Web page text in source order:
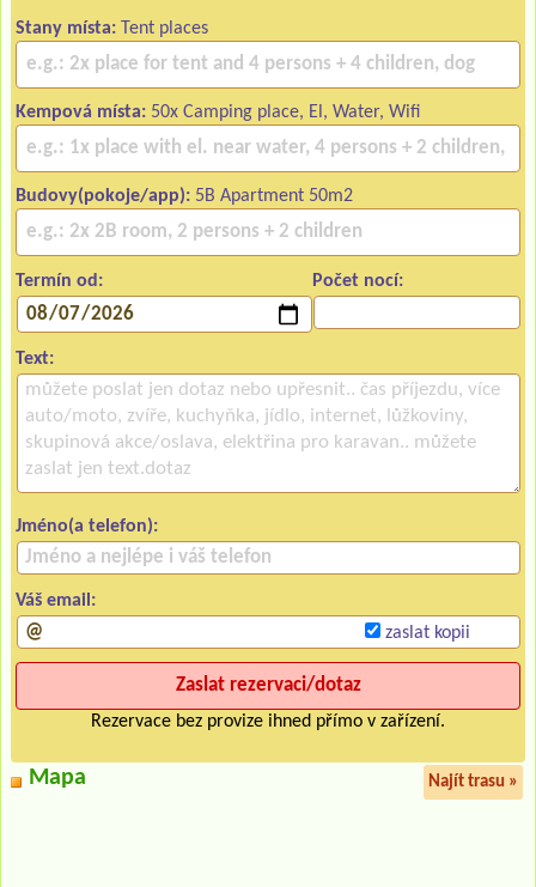
Stany místa: Tent places
Kempová místa: 50x Camping place, El, Water, Wifi
Budovy(pokoje/app): 5B Apartment 50m2
Termín od: Počet nocí:
Text:
Jméno(a telefon):
Váš email:
zaslat kopii
Rezervace bez provize ihned přímo v zařízení.
Mapa Najít trasu »